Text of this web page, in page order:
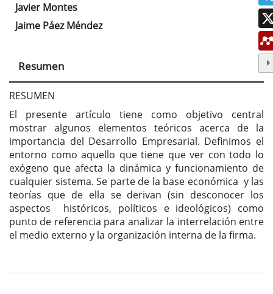
Contenido
del
artículo
Javier Montes
Jaime Páez Méndez
Resumen
RESUMEN
El presente artículo tiene como objetivo central
mostrar algunos elementos teóricos acerca de la
importancia del Desarrollo Empresarial. Definimos el
entorno como aquello que tiene que ver con todo lo
exógeno que afecta la dinámica y funcionamiento de
cualquier sistema. Se parte de la base económica y las
teorías que de ella se derivan (sin desconocer los
aspectos históricos, políticos e ideológicos) como
punto de referencia para analizar la interrelación entre
el medio externo y la organización interna de la firma.